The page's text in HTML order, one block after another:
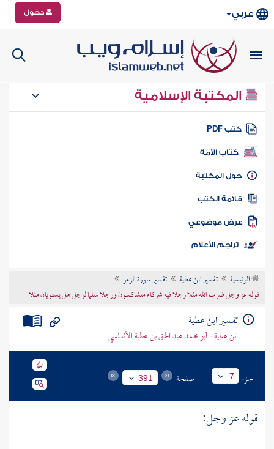
عربي دخول
المكتبة الإسلامية
كتب PDF
كتاب الأمة
المكتبة
الكتب
موضوعي
تراجم الأعلام
الرئيسية تفسير ابن عطية
تفسير سورة الزمر
قوله عز وجل ضرب الله مثلا رجلا فيه شركاء متشاكسون ورجلا سلما لرجل هل يستويان مثلا
تفسير ابن عطية
ابن عطية - أبو محمد عبد الحق بن عطية الأندلسي
جزء 7 صفحة 391
قوله عز وجل: